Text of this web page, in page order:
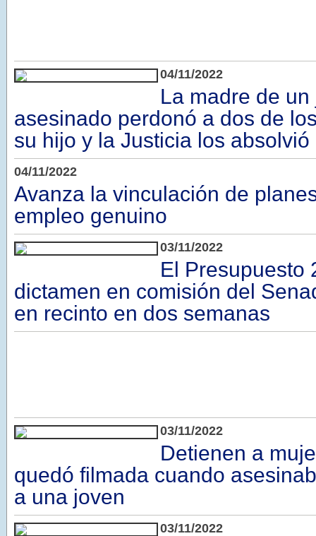
04/11/2022
La madre de un
asesinado perdonó a dos de
su hijo y la Justicia los absolvió
04/11/2022
Avanza la vinculación de
empleo genuino
03/11/2022
El Presupuesto
dictamen en comisión del
en recinto en dos semanas
03/11/2022
Detienen a
quedó filmada cuando
a una joven
03/11/2022